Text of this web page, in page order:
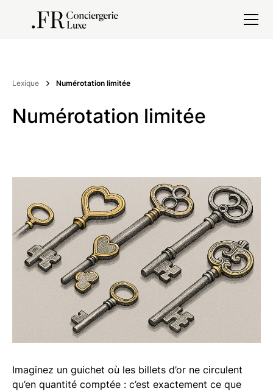
Lexique Numérotation limitée
Numérotation limitée
Imaginez un guichet où les billets d’or ne circulent
qu’en quantité comptée : c’est exactement ce que